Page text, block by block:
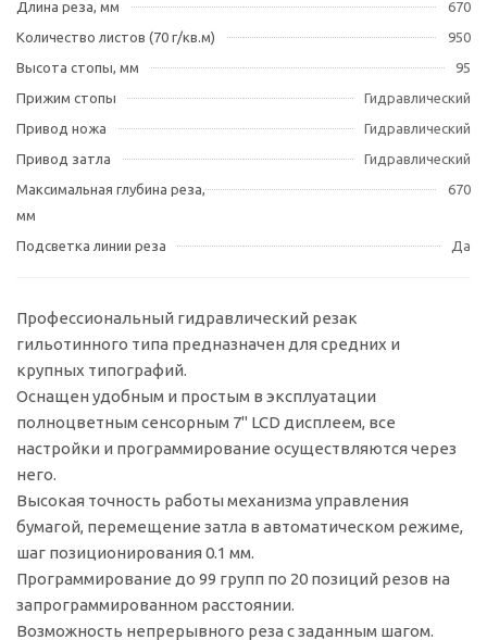
Длина реза, мм
670
Количество листов (70 г/кв.м)
950
Высота стопы, мм
95
Прижим стопы
Гидравлический
Привод ножа
Гидравлический
Привод затла
Гидравлический
Максимальная глубина реза,
мм
670
Подсветка линии реза Да
Профессиональный гидравлический резак
гильотинного типа предназначен для средних и
крупных типографий.
Оснащен удобным и простым в эксплуатации
полноцветным сенсорным 7" LCD дисплеем, все
настройки и программирование осуществляются через
него.
Высокая точность работы механизма управления
бумагой, перемещение затла в автоматическом режиме,
шаг позиционирования 0.1 мм.
Программирование до 99 групп по 20 позиций резов на
запрограммированном расстоянии.
Возможность непрерывного реза с заданным шагом.